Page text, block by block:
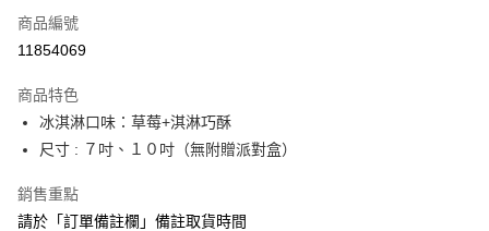
街口支付
Google Pay
全盈+PAY
大哥付你分期
相關說明
商品編號
11854069
商品特色
冰淇淋口味：草莓+淇淋巧酥
尺寸 : ７吋、１０吋（無附贈派對盒）
銷售重點
請於「訂單備註欄」備註取貨時間